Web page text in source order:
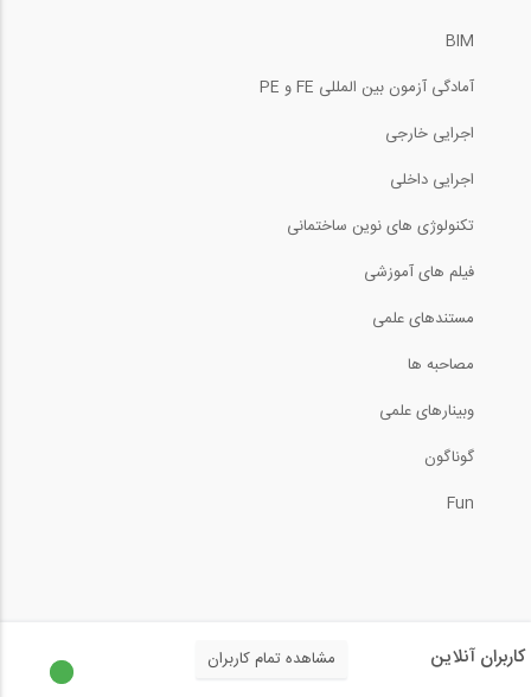
BIM
آمادگی آزمون بین المللی FE و PE
اجرایی خارجی
اجرایی داخلی
تکنولوژی های نوین ساختمانی
فیلم های آموزشی
مستندهای علمی
مصاحبه ها
وبینارهای علمی
گوناگون
Fun
کاربران آنلاین مشاهده تمام کاربران